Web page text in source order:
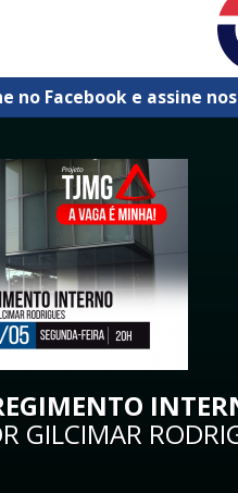
no Facebook e assine
GILCIMAR